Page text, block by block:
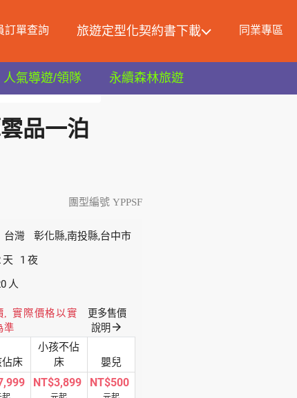
訂單查詢 旅遊定型化契約書下載 同業專區
人氣導遊/領隊 永續森林旅遊
助餐南投深度二日
品一泊
團型編號 YPPSF
台灣
彰化縣,南投縣,台中市
天 1 夜
人
, 實際價格以實
準
更多售價
說明 arrow_forward
佔床
小孩不佔
床
嬰兒
NT$3,899 NT$500